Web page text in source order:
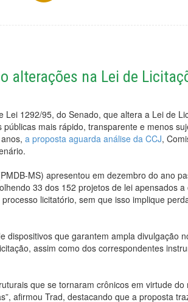
alterações na Lei de
Lei 1292/95, do Senado, que altera a Lei de
mais rápido, transparente e menos
a proposta aguarda análise da CCJ,
MS) apresentou em dezembro do ano
33 dos 152 projetos de lei apensados a
licitatório, sem que isso implique
dispositivos que garantem ampla divulgação
assim como dos correspondentes
que se tornaram crônicos em virtude
afirmou Trad, destacando que a proposta